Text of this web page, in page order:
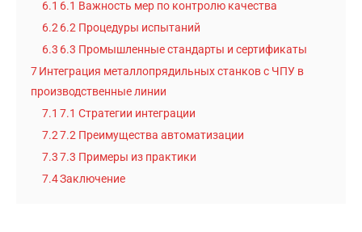
6.1 6.1 Важность мер по контролю качества
6.26.2 Процедуры испытаний
6.3 6.3 Промышленные стандарты и сертификаты
7Интеграция металлопрядильных станков с ЧПУ в
производственные линии
7.1 7.1 Стратегии интеграции
7.27.2 Преимущества автоматизации
7.37.3 Примеры из практики
7.4Заключение